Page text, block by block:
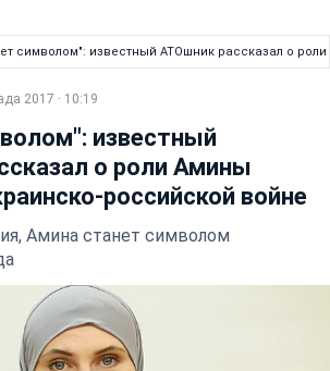
символом": известный АТОшник рассказал о
2017 · 10:19
известный
о роли Амины
российской войне
Амина станет символом